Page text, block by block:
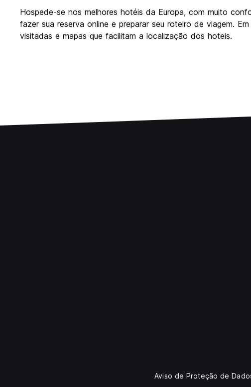
Hospede-se nos melhores hotéis da Europa, com muito
fazer sua reserva online e preparar seu roteiro de viagem.
visitadas e mapas que facilitam a localização dos hoteis.
Aviso de Proteção de